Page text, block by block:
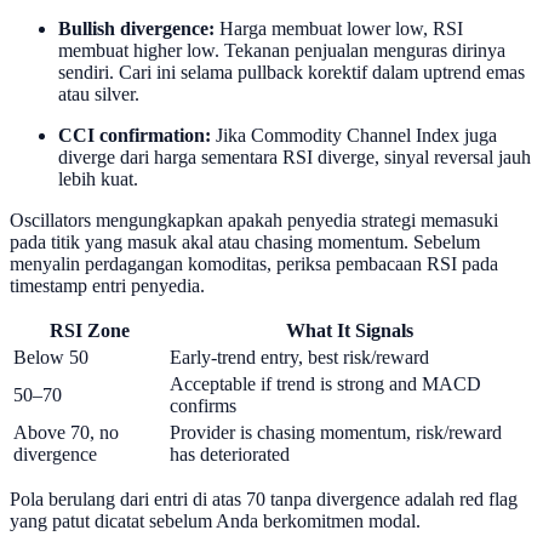
Bullish divergence: Harga membuat lower low, RSI
membuat higher low. Tekanan penjualan menguras dirinya
sendiri. Cari ini selama pullback korektif dalam uptrend emas
atau silver.
CCI confirmation: Jika Commodity Channel Index juga
diverge dari harga sementara RSI diverge, sinyal reversal jauh
lebih kuat.
Oscillators mengungkapkan apakah penyedia strategi memasuki
pada titik yang masuk akal atau chasing momentum. Sebelum
menyalin perdagangan komoditas, periksa pembacaan RSI pada
timestamp entri penyedia.
RSI Zone
What It Signals
Below 50
Early-trend entry, best risk/reward
50–70
Acceptable if trend is strong and MACD
confirms
Above 70, no
divergence
Provider is chasing momentum, risk/reward
has deteriorated
Pola berulang dari entri di atas 70 tanpa divergence adalah red flag
yang patut dicatat sebelum Anda berkomitmen modal.